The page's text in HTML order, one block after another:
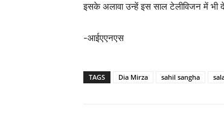
इसके अलावा उन्हें इस साल टेलीविजन में भी
-आईएएनएस
TAGS Dia Mirza sahil sangha